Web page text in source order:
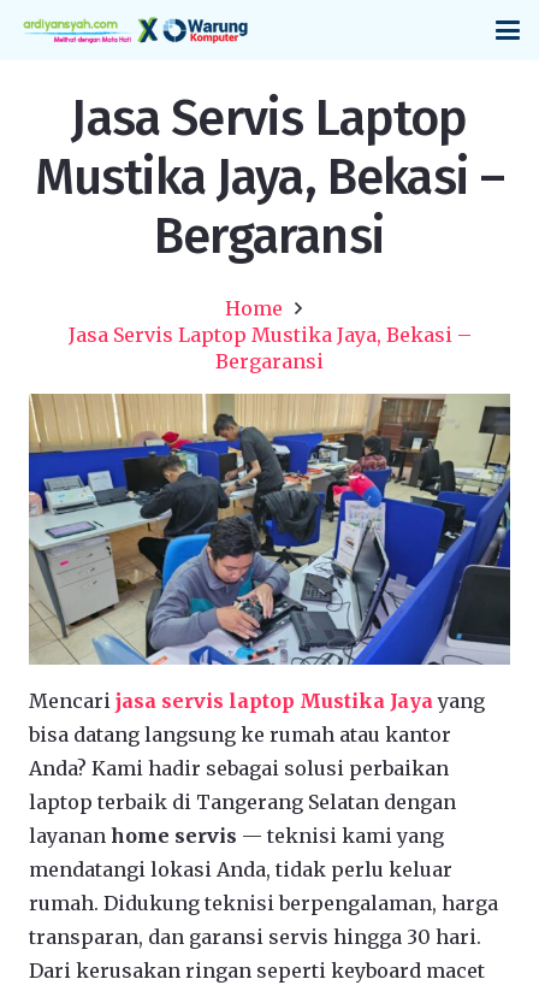
Jasa Servis Laptop
Mustika Jaya, Bekasi –
Bergaransi
Home
Jasa Servis Laptop Mustika Jaya, Bekasi –
Bergaransi
Mencari jasa servis laptop Mustika Jayayang
bisa datang langsung ke rumah atau kantor
Anda? Kami hadir sebagai solusi perbaikan
laptop terbaik di Tangerang Selatan dengan
layanan home servis — teknisi kami yang
mendatangi lokasi Anda, tidak perlu keluar
rumah. Didukung teknisi berpengalaman, harga
transparan, dan garansi servis hingga 30 hari.
Dari kerusakan ringan seperti keyboard macet